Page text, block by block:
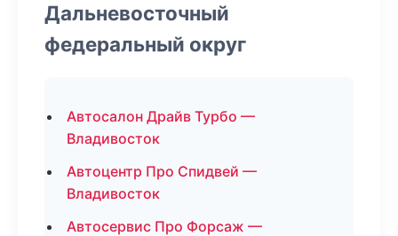
Дальневосточный
федеральный округ
Автосалон Драйв Турбо —
Владивосток
Автоцентр Про Спидвей —
Владивосток
Автосервис Про Форсаж —